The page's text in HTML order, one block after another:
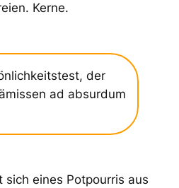
Kerne.
der
ad absurdum
sich eines Potpourris aus